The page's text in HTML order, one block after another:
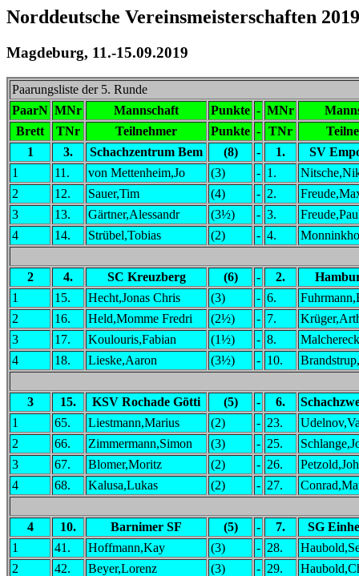
Norddeutsche Vereinsmeisterschaften
Magdeburg, 11.-15.09.2019
Paarungsliste der 5. Runde
PaarN MNr Mannschaft Punkte - MNr
Brett
TNr Teilnehmer Punkte - TNr
1
3. Schachzentrum Bem (8) - 1.
SV
1
11. von Mettenheim,Jo (3) - 1.
2
12. Sauer,Tim (4) - 2.
3
13. Gärtner,Alessandr (3½) - 3.
4
14. Strübel,Tobias (2) - 4.
2 4. SC Kreuzberg (6) - 2.
1
15. Hecht,Jonas Chris (3) - 6.
2
16. Held,Momme Fredri (2½) - 7.
3
17. Koulouris,Fabian (1½) - 8.
4
18. Lieske,Aaron (3½) - 10.
3 15. KSV Rochade Götti (5) - 6.
1
65. Liestmann,Marius (2) - 23.
2
66. Zimmermann,Simon (3) - 25.
3
67. Blomer,Moritz (2) - 26.
4
68. Kalusa,Lukas (2) - 27.
4 10. Barnimer SF (5) - 7.
SG
1
41. Hoffmann,Kay (3) - 28.
2
42. Beyer,Lorenz (3) - 29.